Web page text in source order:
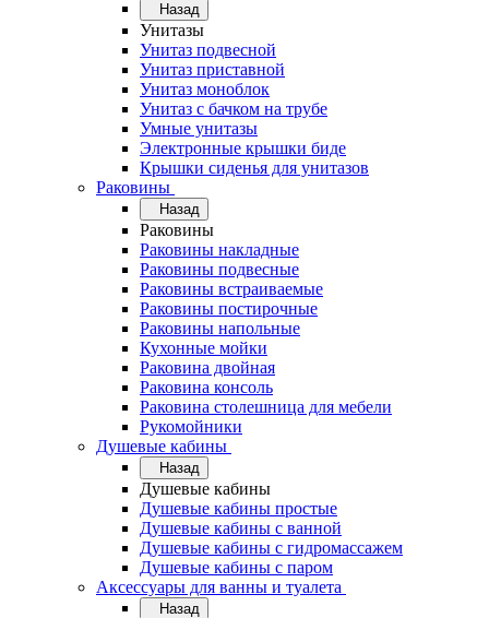
Назад
Унитазы
Унитаз подвесной
Унитаз приставной
Унитаз моноблок
Унитаз с бачком на трубе
Умные унитазы
Электронные крышки биде
Крышки сиденья для унитазов
Раковины
Назад
Раковины
Раковины накладные
Раковины подвесные
Раковины встраиваемые
Раковины постирочные
Раковины напольные
Кухонные мойки
Раковина двойная
Раковина консоль
Раковина столешница для мебели
Рукомойники
Душевые кабины
Назад
Душевые кабины
Душевые кабины простые
Душевые кабины с ванной
Душевые кабины с гидромассажем
Душевые кабины с паром
Аксессуары для ванны и туалета
Назад